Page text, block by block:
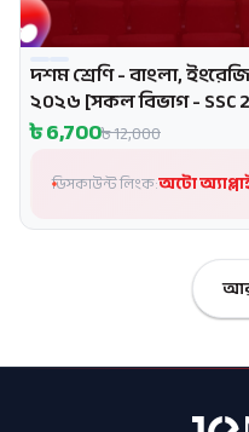
প্রোমো
দশম শ্রেণি - বাংলা,
২০২৬ [সকল বিভাগ - SSC
৳6,700৳12,000
ডিসকাউন্ট লিংক:অটো